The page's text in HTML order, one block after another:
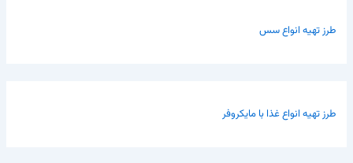
طرز تهیه انواع سس
طرز تهیه انواع غذا با مایکروفر